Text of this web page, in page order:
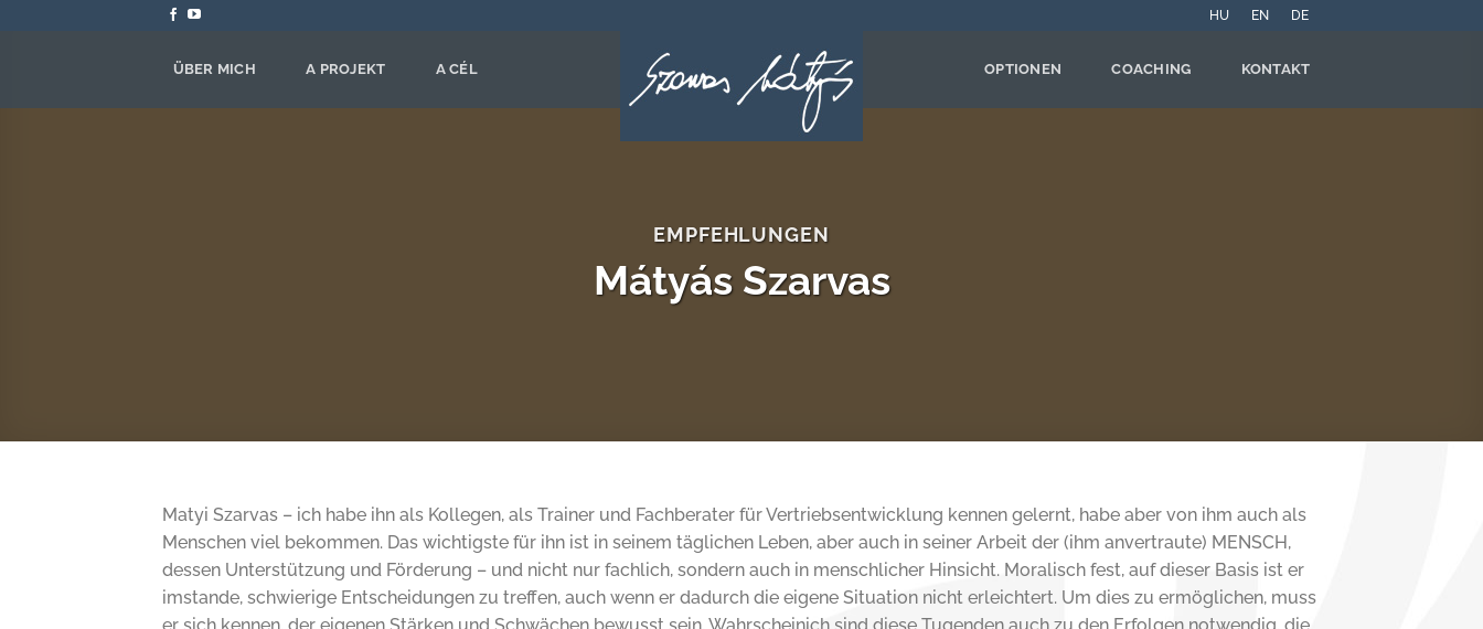
HU EN DE
ÜBER MICH A PROJEKT A CÉL OPTIONEN COACHING KONTAKT
EMPFEHLUNGEN
Mátyás Szarvas
Matyi Szarvas – ich habe ihn als Kollegen, als Trainer und Fachberater für Vertriebsentwicklung kennen gelernt, habe aber von ihm auch als
Menschen viel bekommen. Das wichtigste für ihn ist in seinem täglichen Leben, aber auch in seiner Arbeit der (ihm anvertraute) MENSCH,
dessen Unterstützung und Förderung – und nicht nur fachlich, sondern auch in menschlicher Hinsicht. Moralisch fest, auf dieser Basis ist er
imstande, schwierige Entscheidungen zu treffen, auch wenn er dadurch die eigene Situation nicht erleichtert. Um dies zu ermöglichen, muss